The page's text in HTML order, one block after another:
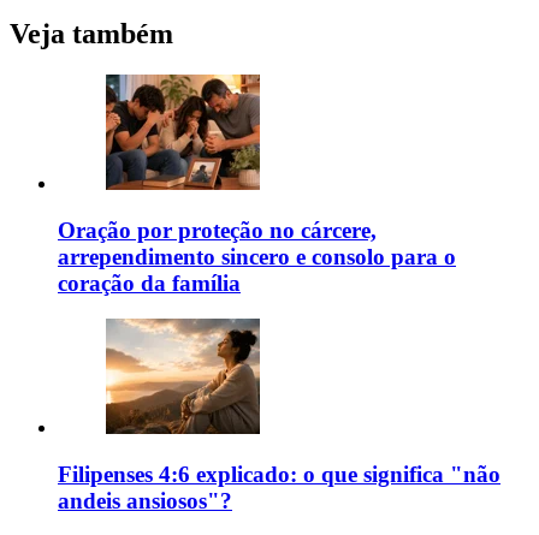
Veja também
Oração por proteção no cárcere,
arrependimento sincero e consolo para o
coração da família
Filipenses 4:6 explicado: o que significa "não
andeis ansiosos"?